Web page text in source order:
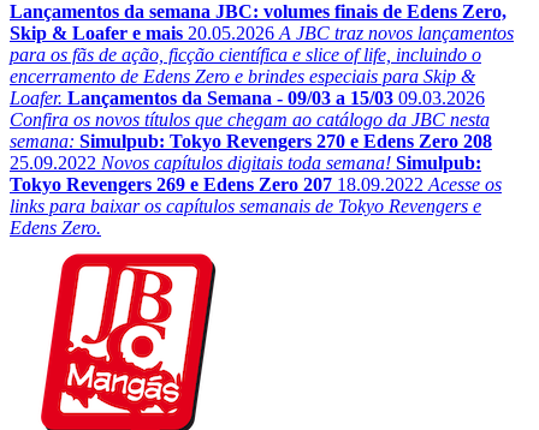
Lançamentos da semana JBC: volumes finais de Edens Zero,
Skip & Loafer e mais 20.05.2026 A JBC traz novos lançamentos
para os fãs de ação, ficção científica e slice of life, incluindo o
encerramento de Edens Zero e brindes especiais para Skip &
Loafer. Lançamentos da Semana - 09/03 a 15/03 09.03.2026
Confira os novos títulos que chegam ao catálogo da JBC nesta
semana: Simulpub: Tokyo Revengers 270 e Edens Zero 208
25.09.2022 Novos capítulos digitais toda semana! Simulpub:
Tokyo Revengers 269 e Edens Zero 207 18.09.2022 Acesse os
links para baixar os capítulos semanais de Tokyo Revengers e
Edens Zero.